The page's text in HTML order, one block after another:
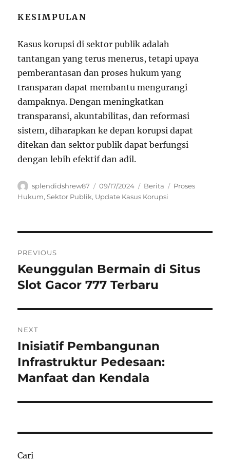
KESIMPULAN
Kasus korupsi di sektor publik adalah
tantangan yang terus menerus, tetapi upaya
pemberantasan dan proses hukum yang
transparan dapat membantu mengurangi
dampaknya. Dengan meningkatkan
transparansi, akuntabilitas, dan reformasi
sistem, diharapkan ke depan korupsi dapat
ditekan dan sektor publik dapat berfungsi
dengan lebih efektif dan adil.
Author
splendidshrew87
Posted
on
09/17/2024 Categories
Berita Tags
Proses
Hukum,Sektor Publik, Update Kasus Korupsi
pos
PREVIOUS
Previous
post:
Keunggulan Bermain di Situs
Slot Gacor 777 Terbaru
NEXT
Next
post:
Inisiatif Pembangunan
Infrastruktur Pedesaan:
Manfaat dan Kendala
Cari